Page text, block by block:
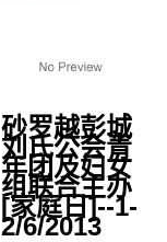
砂罗越彭城
刘氏公会青
年团及妇女
组联合主办
[家庭日]--1-
2/6/2013